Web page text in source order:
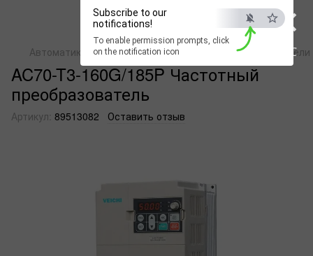
×
ESC
Subscribe to our
notifications!
To enable permission prompts, click
on the notification icon
Автоматика Преобразователи частоты
AC70-T3-160G/185P Частотный
преобразователь
Артикул: 89513082 Оставить отзыв